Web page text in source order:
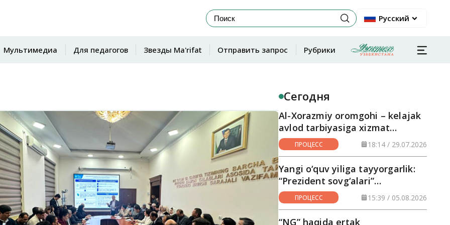
Русский
Мультимедиа Для педагогов Звезды Ma'rifat Отправить запрос Рубрики
Сегодня
Al-Xorazmiy oromgohi – kelajak
avlod tarbiyasiga xizmat
qilayotgan maskan
ПРОЦЕСС 18:14 / 29.07.2026
Yangi o‘quv yiliga tayyorgarlik:
“Prezident sovg‘alari”
hududlarga yetkazilmoqda
ПРОЦЕСС 15:39 / 05.08.2026
“NG” haqida ertak